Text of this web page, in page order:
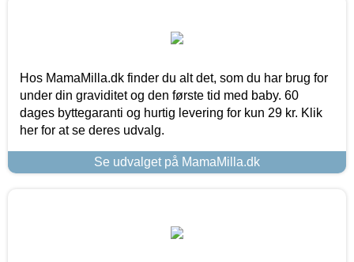
Hos MamaMilla.dk finder du alt det, som du har brug for
under din graviditet og den første tid med baby. 60
dages byttegaranti og hurtig levering for kun 29 kr. Klik
her for at se deres udvalg.
Se udvalget på MamaMilla.dk